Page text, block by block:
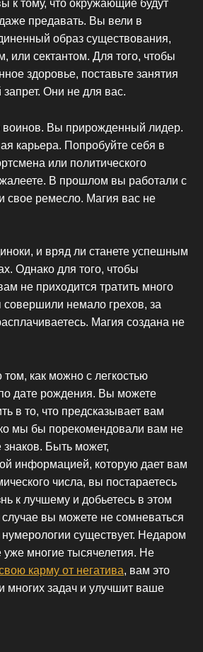
к тому, что окружающие будут
предавать. Вы вели в
образ существования,
или сектантом. Для того, чтобы
здоровье, поставьте занятия
Они не для вас.
Вы прирожденный лидер.
карьера. Попробуйте себя в
или политического
В прошлом вы работали с
свое ремесло. Магия вас не
и вряд ли станете успешным
Однако для того, чтобы
не приходится тратить много
немало грехов, за
Магия создана не
как можно с легкостью
дате рождения. Вы можете
в то, что предсказывает вам
мы бы порекомендовали вам не
знаков. Быть может,
информацией, которую дает вам
числа, вы постараетесь
к лучшему и добьетесь в этом
вы можете не сомневаться
нумерологии существует. Недаром
уже многие тысячелетия. Не
карму от негатива, вам это
многих задач и улучшит ваше